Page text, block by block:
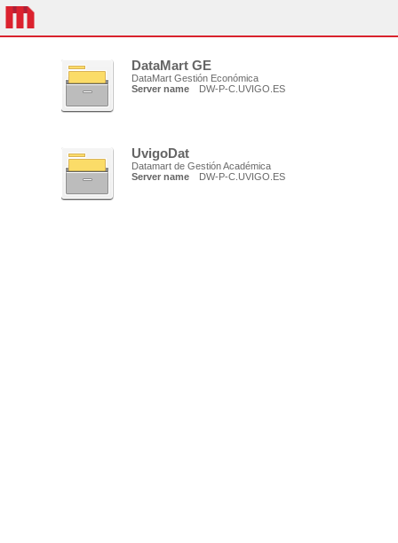
DataMart GE
DataMart Gestión Económica
Server name
DW-P-C.UVIGO.ES
UvigoDat
Datamart de Gestión Académica
Server name
DW-P-C.UVIGO.ES